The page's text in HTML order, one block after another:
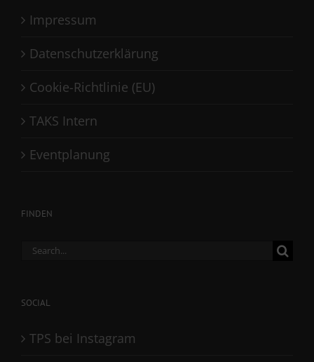
Impressum
Datenschutzerklärung
Cookie-Richtlinie (EU)
TAKS Intern
Eventplanung
FINDEN
Search
SOCIAL
TPS bei Instagram